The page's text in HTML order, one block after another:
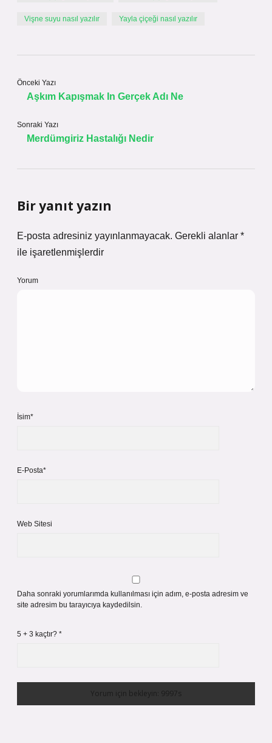
Vişne suyu nasıl yazılır Yayla çiçeği nasıl yazılır
Önceki Yazı
Aşkım Kapışmak In Gerçek Adı Ne
Sonraki Yazı
Merdümgiriz Hastalığı Nedir
Bir yanıt yazın
E-posta adresiniz yayınlanmayacak. Gerekli alanlar *
ile işaretlenmişlerdir
Yorum
İsim*
E-Posta*
Web Sitesi
Daha sonraki yorumlarımda kullanılması için adım, e-posta adresim ve
site adresim bu tarayıcıya kaydedilsin.
5 + 3 kaçtır? *